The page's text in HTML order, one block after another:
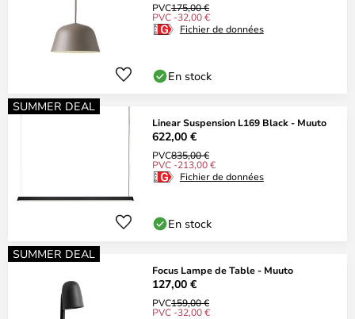
PVC175,00 €
PVC -32,00 €
Fichier de données
En stock
SUMMER DEAL
Linear Suspension L169 Black - Muuto
622,00 €
PVC835,00 €
PVC -213,00 €
Fichier de données
En stock
SUMMER DEAL
Focus Lampe de Table - Muuto
127,00 €
PVC159,00 €
PVC -32,00 €